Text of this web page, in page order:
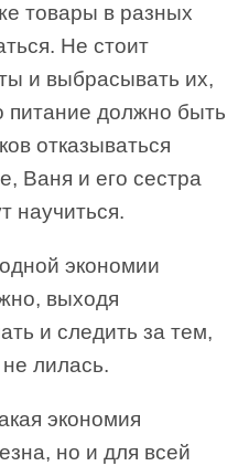
товары в разных
Не стоит
и выбрасывать их,
питание должно быть
отказываться
Ваня и его сестра
научиться.
экономии
выходя
и следить за тем,
лилась.
экономия
но и для всей